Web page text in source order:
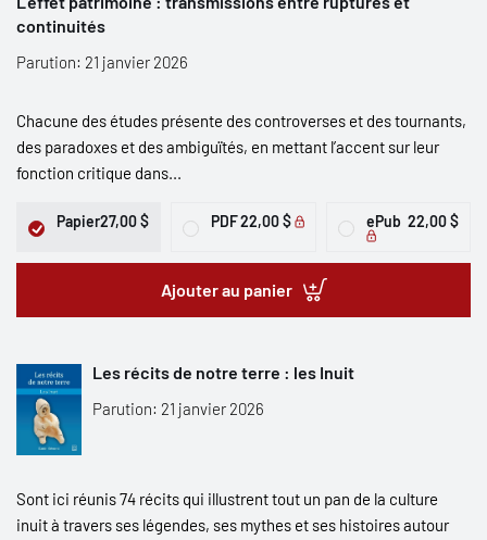
continuités
Parution: 21 janvier 2026
Chacune des études présente des controverses et des tournants,
des paradoxes et des ambiguïtés, en mettant l’accent sur leur
fonction critique dans...
Papier27,00 $ PDF22,00 $ ePub 22,00 $
Ajouter au panier
Les récits de notre terre : les Inuit
Parution: 21 janvier 2026
Sont ici réunis 74 récits qui illustrent tout un pan de la culture
inuit à travers ses légendes, ses mythes et ses histoires autour